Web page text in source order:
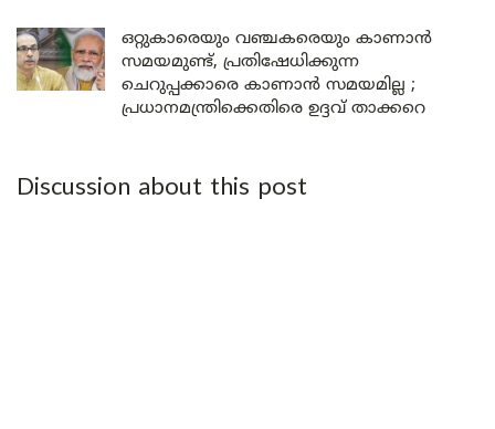
ഒറ്റുകാരെയും വഞ്ചകരെയും കാണാൻ
സമയമുണ്ട്, പ്രതിഷേധിക്കുന്ന
ചെറുപ്പക്കാരെ കാണാൻ സമയമില്ല ;
പ്രധാനമന്ത്രിക്കെതിരെ ഉദ്ദവ് താക്കറെ
Discussion about this post